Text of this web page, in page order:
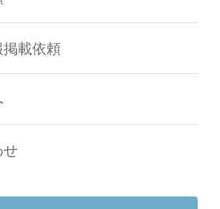
載依頼
せ